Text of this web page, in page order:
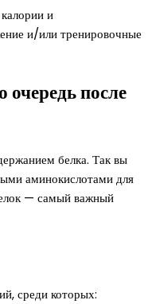
и
и/или тренировочные
после
белка. Так вы
аминокислотами для
— самый важный
среди которых: